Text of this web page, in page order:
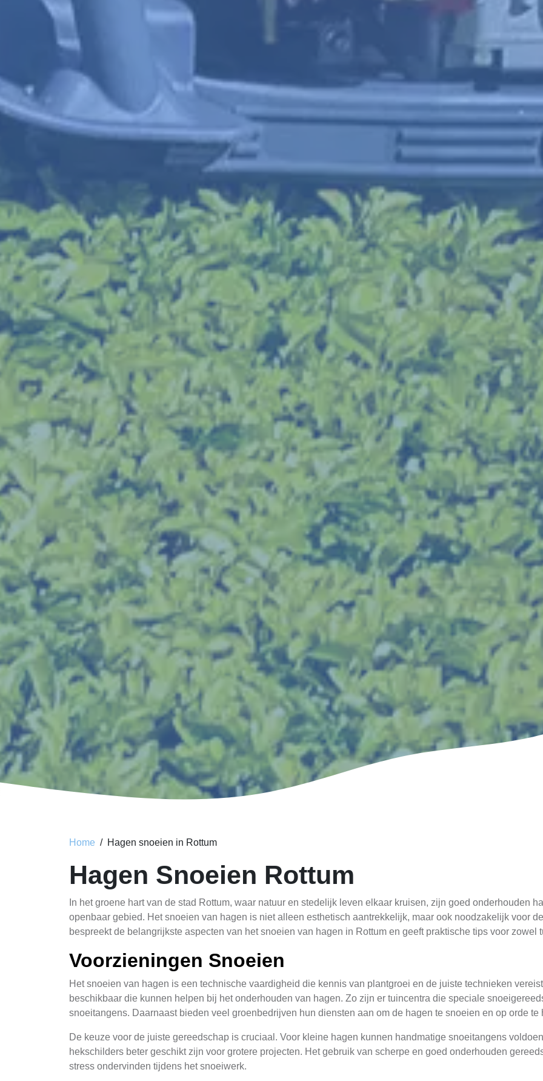
Home Hagen snoeien in Rottum
Hagen Snoeien Rottum
In het groene hart van de stad Rottum, waar natuur en stedelijk leven elkaar kruisen, zijn goed onderhouden
openbaar gebied. Het snoeien van hagen is niet alleen esthetisch aantrekkelijk, maar ook noodzakelijk voor
bespreekt de belangrijkste aspecten van het snoeien van hagen in Rottum en geeft praktische tips voor
Voorzieningen Snoeien
Het snoeien van hagen is een technische vaardigheid die kennis van plantgroei en de juiste technieken
beschikbaar die kunnen helpen bij het onderhouden van hagen. Zo zijn er tuincentra die speciale
snoeitangens. Daarnaast bieden veel groenbedrijven hun diensten aan om de hagen te snoeien en op orde te
De keuze voor de juiste gereedschap is cruciaal. Voor kleine hagen kunnen handmatige snoeitangens
hekschilders beter geschikt zijn voor grotere projecten. Het gebruik van scherpe en goed onderhouden
stress ondervinden tijdens het snoeiwerk.